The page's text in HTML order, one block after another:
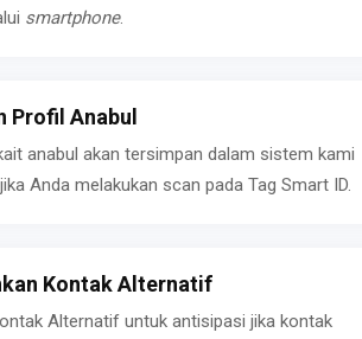
smartphone.
Profil Anabul
anabul akan tersimpan dalam sistem kami
Anda melakukan scan pada Tag Smart ID.
Kontak Alternatif
Alternatif untuk antisipasi jika kontak